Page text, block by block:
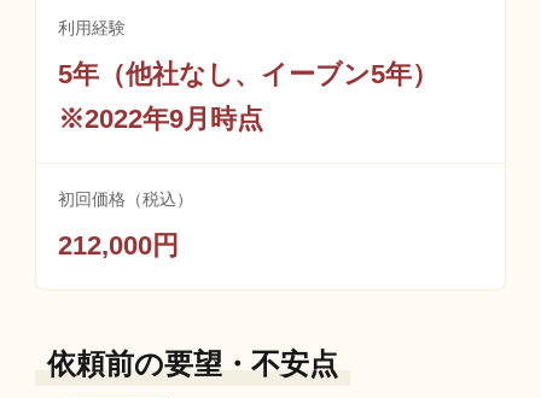
利用経験
5年（他社なし、イーブン5年）
※2022年9月時点
初回価格（税込）
212,000円
依頼前の要望・不安点